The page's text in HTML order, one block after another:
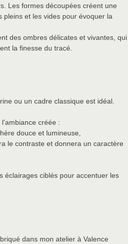
Les formes découpées créent une
pleins et les vides pour évoquer la
des ombres délicates et vivantes, qui
la finesse du tracé.
ou un cadre classique est idéal.
créée :
douce et lumineuse,
le contraste et donnera un caractère
éclairages ciblés pour accentuer les
dans mon atelier à Valence